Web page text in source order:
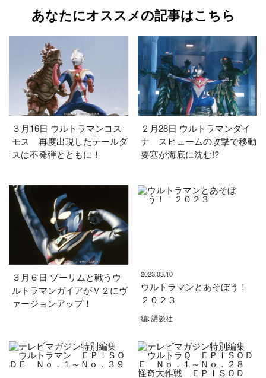
あなたにオススメの記事はこちら
３月16日 ウルトラマンコス
モス 再度出現したテールダ
スは不発弾とともに！
２月28日 ウルトラマンダイ
ナ スヒュームの攻撃で移動
要塞が海底に沈む!?
３月６日 ゾーリムと戦うウ
ルトラマンガイアがＶ２にヴ
ァージョンアップ！
2023.03.10
ウルトラマンとあそぼう！
２０２３
編: 講談社